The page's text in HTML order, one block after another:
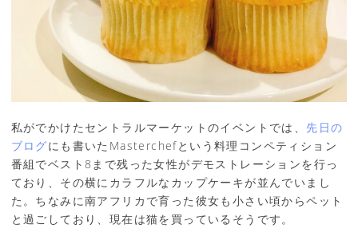
私がでかけたセントラルマーケットのイベントでは、 先日の
ブログにも書いたMasterchefという料理コンペティション
番組でベスト8まで残った女性がデモストレーションを行っ
ており、その横にカラフルなカップケーキが並んでいまし
た。ちなみに南アフリカで育った彼女も小さい頃からペット
と過ごしており、現在は猫を買っているそうです。